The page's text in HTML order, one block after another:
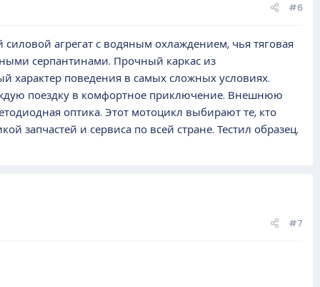
#6
силовой агрегат с водяным охлаждением, чья тяговая
серпантинами. Прочный каркас из
характер поведения в самых сложных условиях.
поездку в комфортное приключение. Внешнюю
оптика. Этот мотоцикл выбирают те, кто
запчастей и сервиса по всей стране. Тестил образец.
#7